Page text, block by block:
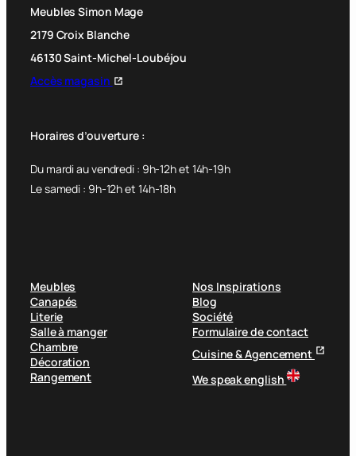
Meubles Simon Mage
2179 Croix Blanche
46130 Saint-Michel-Loubéjou
Accès magasin
Horaires d’ouverture :
Du mardi au vendredi : 9h-12h et 14h-19h
Le samedi : 9h-12h et 14h-18h
Meubles
Canapés
Literie
Salle à manger
Chambre
Décoration
Rangement
Nos Inspirations
Blog
Société
Formulaire de contact
Cuisine & Agencement
We speak english